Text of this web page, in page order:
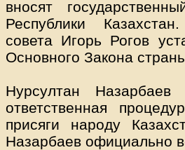
вносят
Республики
совета Игорь Рогов
Основного Закона
Нурсултан
ответственная
присяги народу
Назарбаев официально